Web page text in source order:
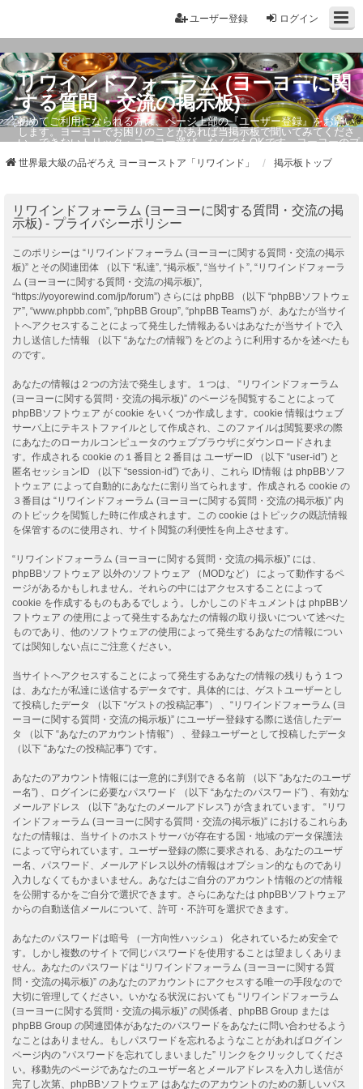
ログイン
ユーザー登録
リワインドフォーラム (ヨーヨーに関
する質問・交流の掲示板)
初めてご利用になられる方は、ページ上部の『ユーザー登録』をお願い
します。ヨーヨーでお困りのことがあれば当掲示板で聞いてみてくださ
い。できないトリック・ヨーヨー選び、なんでもOKです。ヨーヨーのプ
世界最大級の品ぞろえ ヨーヨーストア「リワインド」 掲示板トップ
リワインドフォーラム (ヨーヨーに関する質問・交流の掲
示板) - プライバシーポリシー
このポリシーは “リワインドフォーラム (ヨーヨーに関する質問・交流の掲示
板)” とその関連団体 （以下 “私達”, “掲示板”, “当サイト”, “リワインドフォーラ
ム (ヨーヨーに関する質問・交流の掲示板)”,
“https://yoyorewind.com/jp/forum”) さらには phpBB （以下 “phpBBソフトウェ
ア”, “www.phpbb.com”, “phpBB Group”, “phpBB Teams”) が、あなたが当サイ
トへアクセスすることによって発生した情報あるいはあなたが当サイトで入
力し送信した情報 （以下 “あなたの情報”) をどのように利用するかを述べたも
のです。
あなたの情報は２つの方法で発生します。１つは、 “リワインドフォーラム
(ヨーヨーに関する質問・交流の掲示板)” のページを閲覧することによって
phpBBソフトウェア が cookie をいくつか作成します。cookie 情報はウェブ
サーバ上にテキストファイルとして作成され、このファイルは閲覧要求の際
にあなたのローカルコンピュータのウェブブラウザにダウンロードされま
す。作成される cookie の１番目と２番目は ユーザーID （以下 “user-id”) と
匿名セッションID （以下 “session-id”) であり、これら ID情報 は phpBBソフ
トウェア によって自動的にあなたに割り当てられます。作成される cookie の
３番目は “リワインドフォーラム (ヨーヨーに関する質問・交流の掲示板)” 内
のトピックを閲覧した時に作成されます。この cookie はトピックの既読情報
を保管するのに使用され、サイト閲覧の利便性を向上させます。
“リワインドフォーラム (ヨーヨーに関する質問・交流の掲示板)” には、
phpBBソフトウェア 以外のソフトウェア （MODなど） によって動作するペ
ージがあるかもしれません。それらの中にはアクセスすることによって
cookie を作成するものもあるでしょう。しかしこのドキュメントは phpBBソ
フトウェア の使用によって発生するあなたの情報の取り扱いについて述べた
ものであり、他のソフトウェアの使用によって発生するあなたの情報につい
ては関知しない点にご注意ください。
当サイトへアクセスすることによって発生するあなたの情報の残りもう１つ
は、あなたが私達に送信するデータです。具体的には、ゲストユーザーとし
て投稿したデータ （以下 “ゲストの投稿記事”） 、“リワインドフォーラム (ヨ
ーヨーに関する質問・交流の掲示板)” にユーザー登録する際に送信したデー
タ （以下 “あなたのアカウント情報”） 、登録ユーザーとして投稿したデータ
（以下 “あなたの投稿記事”) です。
あなたのアカウント情報には一意的に判別できる名前 （以下 “あなたのユーザ
ー名”) 、ログインに必要なパスワード （以下 “あなたのパスワード”) 、有効な
メールアドレス （以下 “あなたのメールアドレス”) が含まれています。 “リワ
インドフォーラム (ヨーヨーに関する質問・交流の掲示板)” におけるこれらあ
なたの情報は、当サイトのホストサーバが存在する国・地域のデータ保護法
によって守られています。ユーザー登録の際に要求される、あなたのユーザ
ー名、パスワード、メールアドレス以外の情報はオプション的なものであり
入力しなくてもかまいません。あなたはご自分のアカウント情報のどの情報
を公開するかをご自分で選択できます。さらにあなたは phpBBソフトウェア
からの自動送信メールについて、許可・不許可を選択できます。
あなたのパスワードは暗号 （一方向性ハッシュ） 化されているため安全で
す。しかし複数のサイトで同じパスワードを使用することは望ましくありま
せん。あなたのパスワードは “リワインドフォーラム (ヨーヨーに関する質
問・交流の掲示板)” のあなたのアカウントにアクセスする唯一の手段なので
大切に管理してください。いかなる状況においても “リワインドフォーラム
(ヨーヨーに関する質問・交流の掲示板)” の関係者、phpBB Group または
phpBB Group の関連団体があなたのパスワードをあなたに問い合わせるよう
なことはありません。もしパスワードを忘れるようなことがあればログイン
ページ内の “パスワードを忘れてしまいました” リンクをクリックしてくださ
い。移動先のページであなたのユーザー名とメールアドレスを入力し送信が
完了し次第、phpBBソフトウェア はあなたのアカウントのための新しいパス